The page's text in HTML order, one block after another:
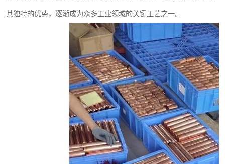
其独特的优势，逐渐成为众多工业领域的关键工艺之一。